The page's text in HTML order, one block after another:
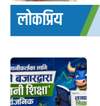
लोकप्रिय